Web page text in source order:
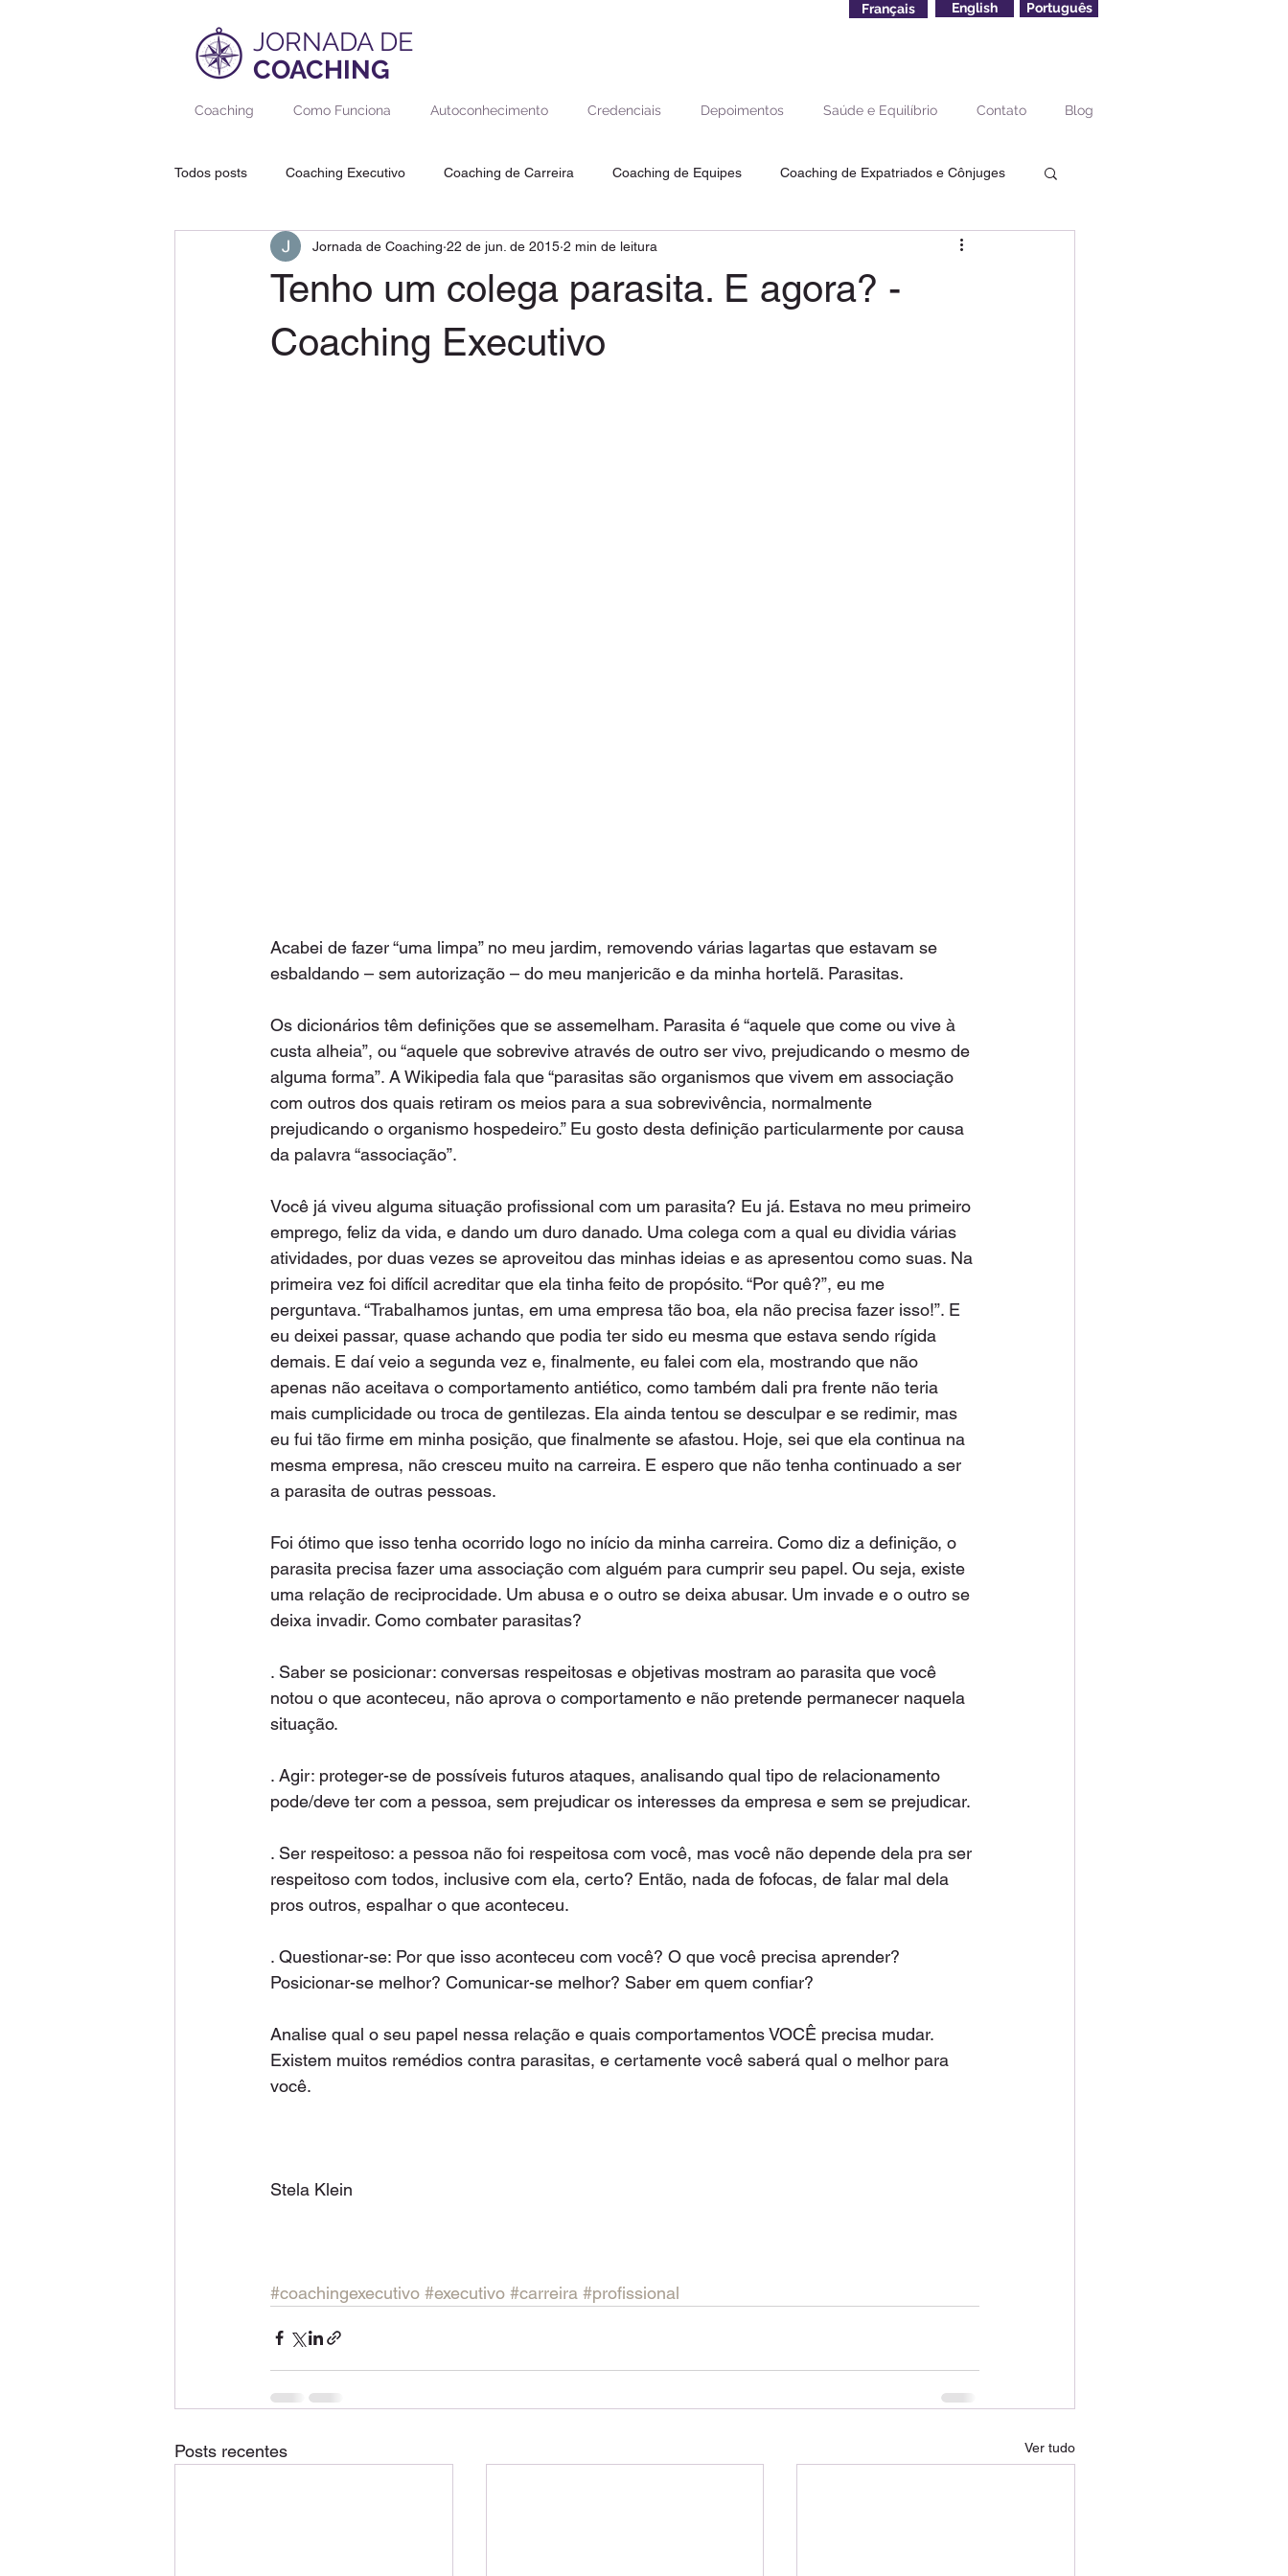
JORNADA DE
COACHING
Français English Português
Coaching Como Funciona Autoconhecimento Credenciais Depoimentos Saúde e Equilíbrio Contato Blog
Todos posts Coaching Executivo Coaching de Carreira Coaching de Equipes Coaching de Expatriados e Cônjuges
Coaching de Adolescentes Coaching de Saúde e Equilíbrio Coaching de Vida Coaching de Aposentadoria Terceira
Coaching de Aposentadoria, Terceira
Tenho um colega parasita. E agora? -
Coaching Executivo
Jornada de Coaching 22 de jun. de 2015 2 min de leitura
Acabei de fazer “uma limpa” no meu jardim, removendo várias lagartas que estavam se
esbaldando – sem autorização – do meu manjericão e da minha hortelã. Parasitas.
Os dicionários têm definições que se assemelham. Parasita é “aquele que come ou vive à
custa alheia”, ou “aquele que sobrevive através de outro ser vivo, prejudicando o mesmo de
alguma forma”. A Wikipedia fala que “parasitas são organismos que vivem em associação
com outros dos quais retiram os meios para a sua sobrevivência, normalmente
prejudicando o organismo hospedeiro.” Eu gosto desta definição particularmente por causa
da palavra “associação”.
Você já viveu alguma situação profissional com um parasita? Eu já. Estava no meu primeiro
emprego, feliz da vida, e dando um duro danado. Uma colega com a qual eu dividia várias
atividades, por duas vezes se aproveitou das minhas ideias e as apresentou como suas. Na
primeira vez foi difícil acreditar que ela tinha feito de propósito. “Por quê?”, eu me
perguntava. “Trabalhamos juntas, em uma empresa tão boa, ela não precisa fazer isso!”. E
eu deixei passar, quase achando que podia ter sido eu mesma que estava sendo rígida
demais. E daí veio a segunda vez e, finalmente, eu falei com ela, mostrando que não
apenas não aceitava o comportamento antiético, como também dali pra frente não teria
mais cumplicidade ou troca de gentilezas. Ela ainda tentou se desculpar e se redimir, mas
eu fui tão firme em minha posição, que finalmente se afastou. Hoje, sei que ela continua na
mesma empresa, não cresceu muito na carreira. E espero que não tenha continuado a ser
a parasita de outras pessoas.
Foi ótimo que isso tenha ocorrido logo no início da minha carreira. Como diz a definição, o
parasita precisa fazer uma associação com alguém para cumprir seu papel. Ou seja, existe
uma relação de reciprocidade. Um abusa e o outro se deixa abusar. Um invade e o outro se
deixa invadir. Como combater parasitas?
. Saber se posicionar: conversas respeitosas e objetivas mostram ao parasita que você
notou o que aconteceu, não aprova o comportamento e não pretende permanecer naquela
situação.
. Agir: proteger-se de possíveis futuros ataques, analisando qual tipo de relacionamento
pode/deve ter com a pessoa, sem prejudicar os interesses da empresa e sem se prejudicar.
. Ser respeitoso: a pessoa não foi respeitosa com você, mas você não depende dela pra ser
respeitoso com todos, inclusive com ela, certo? Então, nada de fofocas, de falar mal dela
pros outros, espalhar o que aconteceu.
. Questionar-se: Por que isso aconteceu com você? O que você precisa aprender?
Posicionar-se melhor? Comunicar-se melhor? Saber em quem confiar?
Analise qual o seu papel nessa relação e quais comportamentos VOCÊ precisa mudar.
Existem muitos remédios contra parasitas, e certamente você saberá qual o melhor para
você.
Stela Klein
#coachingexecutivo #executivo #carreira #profissional
Posts recentes Ver tudo